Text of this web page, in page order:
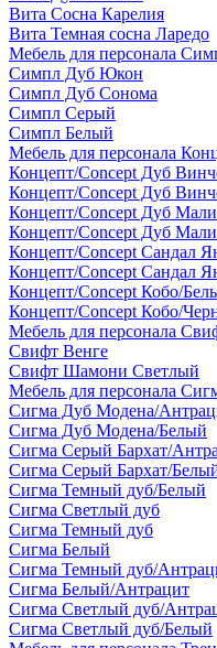
Вита Сосна Карелия
Вита Темная сосна Ларедо
Мебель для персонала
Симпл Дуб Юкон
Симпл Дуб Сонома
Симпл Серый
Симпл Белый
Мебель для персонала
Концепт/Concept Дуб
Концепт/Concept Дуб
Концепт/Concept Дуб
Концепт/Concept Дуб
Концепт/Concept Сандал
Концепт/Concept Сандал
Концепт/Concept Кобо/
Концепт/Concept Кобо/
Мебель для персонала
Свифт Венге
Свифт Шамони Светлый
Мебель для персонала
Сигма Дуб Модена/
Сигма Дуб Модена/Белый
Сигма Серый Бархат/
Сигма Серый Бархат/
Сигма Темный дуб/Белый
Сигма Светлый дуб
Сигма Темный дуб
Сигма Белый
Сигма Темный дуб/
Сигма Белый/Антрацит
Сигма Светлый дуб/
Сигма Светлый дуб/Белый